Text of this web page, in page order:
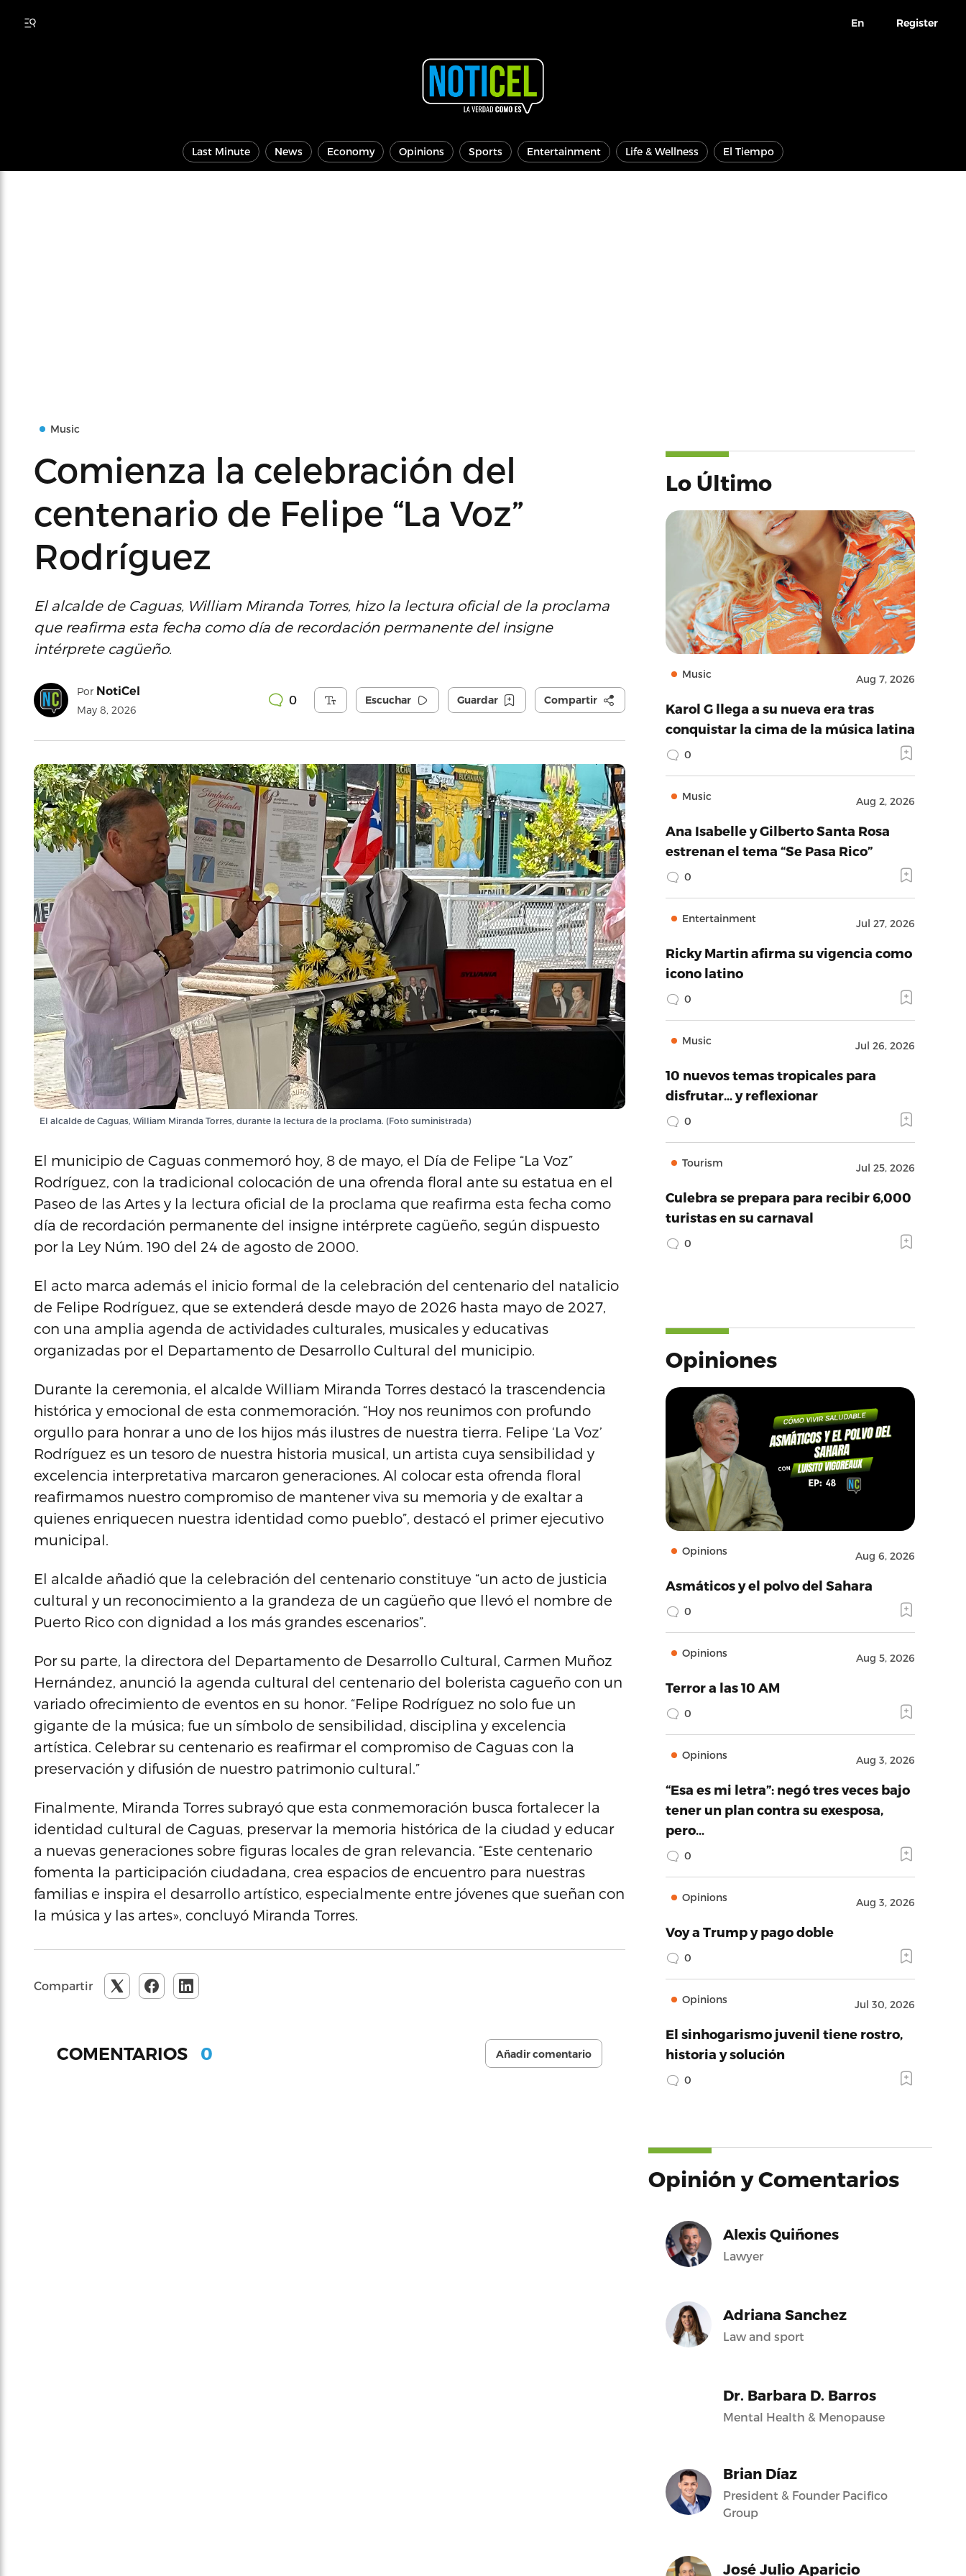
En Register
Last Minute News Economy Opinions Sports Entertainment Life & Wellness El Tiempo
Music
Comienza la celebración del
centenario de Felipe “La Voz”
Rodríguez
El alcalde de Caguas, William Miranda Torres, hizo la lectura oficial de la proclama
que reafirma esta fecha como día de recordación permanente del insigne
intérprete cagüeño.
Por NotiCel
May 8, 2026
0 Escuchar Guardar Compartir
El alcalde de Caguas, William Miranda Torres, durante la lectura de la proclama. (Foto suministrada)
El municipio de Caguas conmemoró hoy, 8 de mayo, el Día de Felipe “La Voz”
Rodríguez, con la tradicional colocación de una ofrenda floral ante su estatua en el
Paseo de las Artes y la lectura oficial de la proclama que reafirma esta fecha como
día de recordación permanente del insigne intérprete cagüeño, según dispuesto
por la Ley Núm. 190 del 24 de agosto de 2000.
El acto marca además el inicio formal de la celebración del centenario del natalicio
de Felipe Rodríguez, que se extenderá desde mayo de 2026 hasta mayo de 2027,
con una amplia agenda de actividades culturales, musicales y educativas
organizadas por el Departamento de Desarrollo Cultural del municipio.
Durante la ceremonia, el alcalde William Miranda Torres destacó la trascendencia
histórica y emocional de esta conmemoración. “Hoy nos reunimos con profundo
orgullo para honrar a uno de los hijos más ilustres de nuestra tierra. Felipe ‘La Voz’
Rodríguez es un tesoro de nuestra historia musical, un artista cuya sensibilidad y
excelencia interpretativa marcaron generaciones. Al colocar esta ofrenda floral
reafirmamos nuestro compromiso de mantener viva su memoria y de exaltar a
quienes enriquecen nuestra identidad como pueblo”, destacó el primer ejecutivo
municipal.
El alcalde añadió que la celebración del centenario constituye “un acto de justicia
cultural y un reconocimiento a la grandeza de un cagüeño que llevó el nombre de
Puerto Rico con dignidad a los más grandes escenarios”.
Por su parte, la directora del Departamento de Desarrollo Cultural, Carmen Muñoz
Hernández, anunció la agenda cultural del centenario del bolerista cagueño con un
variado ofrecimiento de eventos en su honor. “Felipe Rodríguez no solo fue un
gigante de la música; fue un símbolo de sensibilidad, disciplina y excelencia
artística. Celebrar su centenario es reafirmar el compromiso de Caguas con la
preservación y difusión de nuestro patrimonio cultural.”
Finalmente, Miranda Torres subrayó que esta conmemoración busca fortalecer la
identidad cultural de Caguas, preservar la memoria histórica de la ciudad y educar
a nuevas generaciones sobre figuras locales de gran relevancia. “Este centenario
fomenta la participación ciudadana, crea espacios de encuentro para nuestras
familias e inspira el desarrollo artístico, especialmente entre jóvenes que sueñan con
la música y las artes», concluyó Miranda Torres.
Compartir
COMENTARIOS 0 Añadir comentario
Lo Último
Music Aug 7, 2026
Karol G llega a su nueva era tras
conquistar la cima de la música latina
0
Music Aug 2, 2026
Ana Isabelle y Gilberto Santa Rosa
estrenan el tema “Se Pasa Rico”
0
Entertainment Jul 27, 2026
Ricky Martin afirma su vigencia como
icono latino
0
Music Jul 26, 2026
10 nuevos temas tropicales para
disfrutar… y reflexionar
0
Tourism Jul 25, 2026
Culebra se prepara para recibir 6,000
turistas en su carnaval
0
Opiniones
Opinions Aug 6, 2026
Asmáticos y el polvo del Sahara
0
Opinions Aug 5, 2026
Terror a las 10 AM
0
Opinions Aug 3, 2026
“Esa es mi letra”: negó tres veces bajo
tener un plan contra su exesposa,
pero…
0
Opinions Aug 3, 2026
Voy a Trump y pago doble
0
Opinions Jul 30, 2026
El sinhogarismo juvenil tiene rostro,
historia y solución
0
Opinión y Comentarios
Alexis Quiñones
Lawyer
Adriana Sanchez
Law and sport
Dr. Barbara D. Barros
Mental Health & Menopause
Brian Díaz
President & Founder Pacifico
Group
José Julio Aparicio